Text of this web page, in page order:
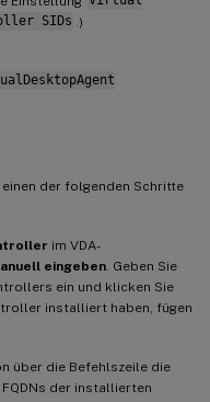
SIDs .)
einen der folgenden Schritte
im VDA-
eingeben . Geben Sie
ein und klicken Sie
installiert haben, fügen
über die Befehlszeile die
der installierten